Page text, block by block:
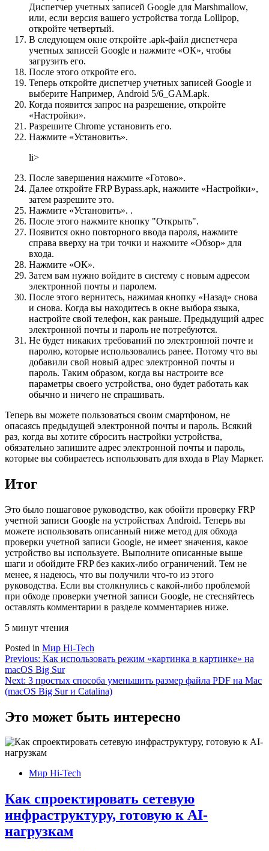
Диспетчер учетных записей Google для Marshmallow,
или, если версия вашего устройства тогда Lollipop,
откройте четвертый.
В следующем окне откройте .apk-файл диспетчера
учетных записей Google и нажмите «ОК», чтобы
загрузить его.
После этого откройте его.
Теперь откройте диспетчер учетных записей Google и
выберите Например, Android 5/6_GAM.apk.
Когда появится запрос на разрешение, откройте
«Настройки».
Разрешите Chrome установить его.
Нажмите «Установить».
li>
После завершения нажмите «Готово».
Далее откройте FRP Bypass.apk, нажмите «Настройки»,
затем разрешите это.
Нажмите «Установить». .
После этого нажмите кнопку "Открыть".
Появится окно повторного ввода пароля, нажмите
справа вверху на три точки и нажмите «Обзор» для
входа.
Нажмите «ОК».
Затем вам нужно войдите в систему с новым адресом
электронной почты и паролем.
После этого вернитесь, нажимая кнопку «Назад» снова
и снова. Когда вы находитесь в окне выбора языка,
настройте свой телефон, как раньше. Предыдущий адрес
электронной почты и пароль не потребуются.
Не будет никаких требований по электронной почте и
паролю, которые использовались ранее. Потому что вы
добавили свой новый адрес электронной почты и
пароль. Таким образом, когда вы настроите все
параметры своего устройства, оно будет работать как
обычно и ничего не спрашивать.
Теперь вы можете пользоваться своим смартфоном, не
опасаясь предыдущей электронной почты и пароль. Всякий
раз, когда вы хотите сбросить настройки устройства,
обязательно запишите адрес электронной почты и пароль,
которые вы собираетесь использовать для входа в Play Маркет.
Итог
Это было пошаговое руководство, как обойти проверку FRP
учетной записи Google на устройствах Android. Теперь вы
можете использовать описанный ниже метод для обхода
проверки учетной записи Google, не имеет значения, какое
устройство вы используете. Выполните описанные выше
шаги и обойдите FRP без каких-либо ограничений. Тем не
менее, я надеюсь, что вы получили что-то из этого
руководства. Если вы столкнулись с какой-либо проблемой
при обходе проверки учетной записи Google, не стесняйтесь
оставлять комментарии в разделе комментариев ниже.
5 минут чтения
Posted in Мир Hi-Tech
Навигация
по
записям
Previous: Как использовать режим «картинка в картинке» на
macOS Big Sur
Next: 3 простых способа уменьшить размер файла PDF на Mac
(macOS Big Sur и Catalina)
Это может быть интересно
Мир Hi-Tech
Как спроектировать сетевую
инфраструктуру, готовую к AI-
нагрузкам